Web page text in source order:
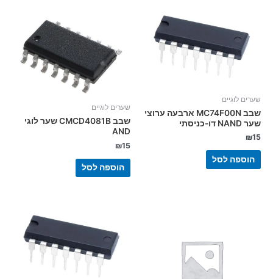
שערים לוגיים
שבב MC74F00N ארבעה ערוצי
שער NAND דו-כניסתי
₪15
הוספה לסל
שערים לוגיים
שבב CMCD4081B שער לוגי
AND
₪15
הוספה לסל